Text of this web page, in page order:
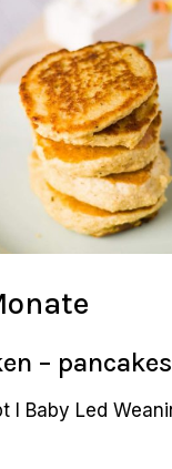
– pancakes
I Baby Led